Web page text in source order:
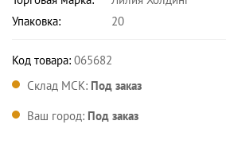
Упаковка:
20
Код товара: 065682
Склад МСК: Под заказ
Ваш город: Под заказ